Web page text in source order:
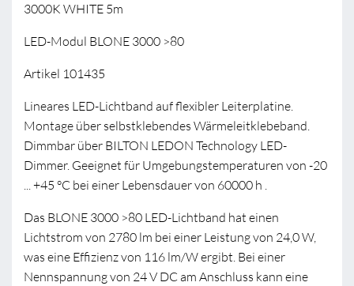
3000K WHITE 5m
LED-Modul BLONE 3000 >80
Artikel 101435
Lineares LED-Lichtband auf flexibler Leiterplatine.
Montage über selbstklebendes Wärmeleitklebeband.
Dimmbar über BILTON LEDON Technology LED-
Dimmer. Geeignet für Umgebungstemperaturen von -20
... +45 °C bei einer Lebensdauer von 60000 h .
Das BLONE 3000 >80 LED-Lichtband hat einen
Lichtstrom von 2780 lm bei einer Leistung von 24,0 W,
was eine Effizienz von 116 lm/W ergibt. Bei einer
Nennspannung von 24 V DC am Anschluss kann eine